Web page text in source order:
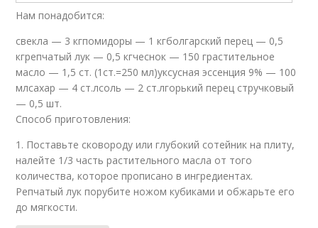
Нам понадобится:
свекла — 3 кгпомидоры — 1 кгболгарский перец — 0,5
кгрепчатый лук — 0,5 кгчеснок — 150 грастительное
масло — 1,5 ст. (1ст.=250 мл)уксусная эссенция 9% — 100
млсахар — 4 ст.лсоль — 2 ст.лгорький перец стручковый
— 0,5 шт.
Способ приготовления:
1. Поставьте сковороду или глубокий сотейник на плиту,
налейте 1/3 часть растительного масла от того
количества, которое прописано в ингредиентах.
Репчатый лук порубите ножом кубиками и обжарьте его
до мягкости.